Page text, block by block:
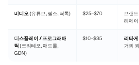
비디오(유튜브, 릴스, 틱톡) $25–$70
브랜
리에
디스플레이 / 프로그래매
틱 (크리테오, 애드롤,
GDN)
$10–$35 리타
거의